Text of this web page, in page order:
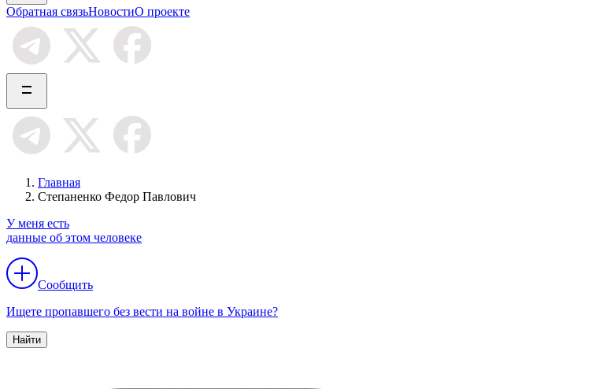
Обратная связьНовостиО проекте
Главная
Степаненко Федор Павлович
У меня есть
данные об этом человеке
Сообщить
Ищете пропавшего без вести на войне в Украине?
Найти